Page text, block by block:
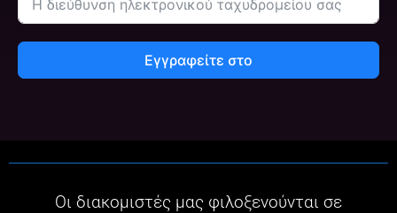
Εγγραφείτε στο
Οι διακομιστές μας φιλοξενούνται σε